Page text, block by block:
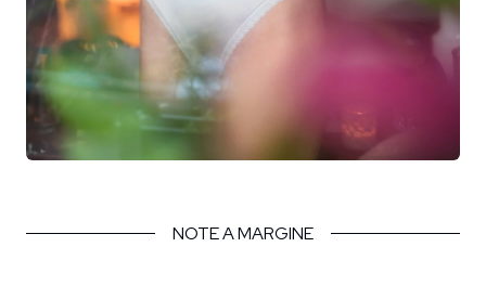
NOTE A MARGINE